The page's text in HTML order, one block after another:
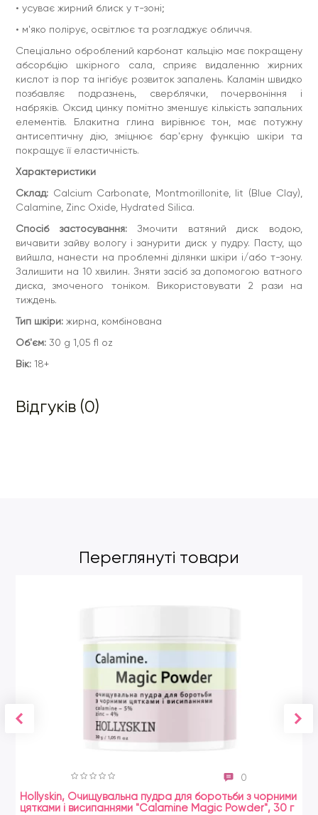
• усуває жирний блиск у т-зоні;
• м'яко полірує, освітлює та розгладжує обличчя.
Спеціально оброблений карбонат кальцію має покращену
абсорбцію шкірного сала, сприяє видаленню жирних
кислот із пор та інгібує розвиток запалень. Каламін швидко
позбавляє подразнень, сверблячки, почервоніння і
набряків. Оксид цинку помітно зменшує кількість запальних
елементів. Блакитна глина вирівнює тон, має потужну
антисептичну дію, зміцнює бар'єрну функцію шкіри та
покращує її еластичність.
Характеристики
Склад: Calcium Carbonate, Montmorillonite, lit (Blue Clay),
Calamine, Zinc Oxide, Hydrated Silica.
Спосіб застосування:Змочити ватяний диск водою,
вичавити зайву вологу і занурити диск у пудру. Пасту, що
вийшла, нанести на проблемні ділянки шкіри і/або т-зону.
Залишити на 10 хвилин. Зняти засіб за допомогою ватного
диска, змоченого тоніком. Використовувати 2 рази на
тиждень.
Тип шкіри: жирна, комбінована
Об'єм: 30 g 1,05 fl oz
Вік: 18+
Відгуків (0)
Переглянуті товари
0
Hollyskin, Очищувальна пудра для боротьби з чорними
цятками і висипаннями "Calamine Magic Powder", 30 г